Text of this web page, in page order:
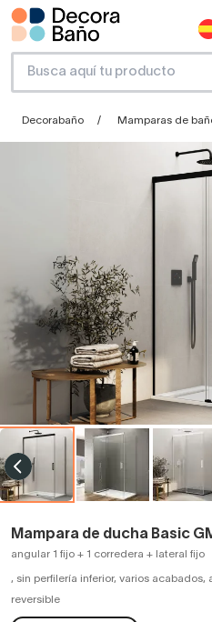
Decorabaño Mamparas de
Mampara de ducha Basic
angular 1 fijo + 1 corredera + lateral fijo
, sin perfilería inferior, varios acabados,
reversible